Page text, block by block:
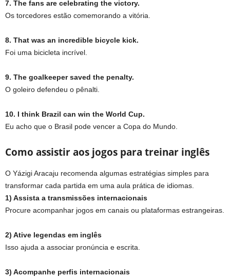
7. The fans are celebrating the victory.
Os torcedores estão comemorando a vitória.
8. That was an incredible bicycle kick.
Foi uma bicicleta incrível.
9. The goalkeeper saved the penalty.
O goleiro defendeu o pênalti.
10. I think Brazil can win the World Cup.
Eu acho que o Brasil pode vencer a Copa do Mundo.
Como assistir aos jogos para treinar inglês
O Yázigi Aracaju recomenda algumas estratégias simples para
transformar cada partida em uma aula prática de idiomas.
1) Assista a transmissões internacionais
Procure acompanhar jogos em canais ou plataformas estrangeiras.
2) Ative legendas em inglês
Isso ajuda a associar pronúncia e escrita.
3) Acompanhe perfis internacionais